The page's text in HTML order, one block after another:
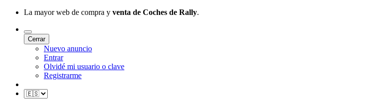
La mayor web de compra y venta de Coches de Rally.
Cerrar
Nuevo anuncio
Entrar
Olvidé mi usuario o clave
Registrarme